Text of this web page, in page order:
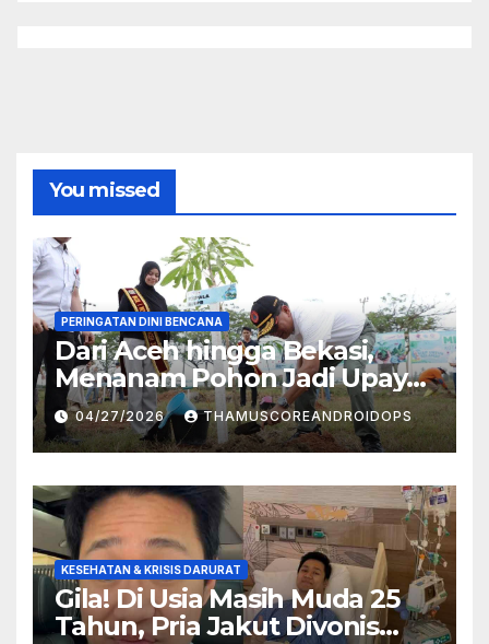
You missed
PERINGATAN DINI BENCANA
Dari Aceh hingga Bekasi,
Menanam Pohon Jadi Upaya
Redam Bencana Alam
04/27/2026 THAMUSCOREANDROIDOPS
KESEHATAN & KRISIS DARURAT
Gila! Di Usia Masih Muda 25
Tahun, Pria Jakut Divonis